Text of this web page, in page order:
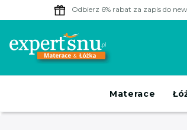
Odbierz 6% rabat za zapis do
Materace